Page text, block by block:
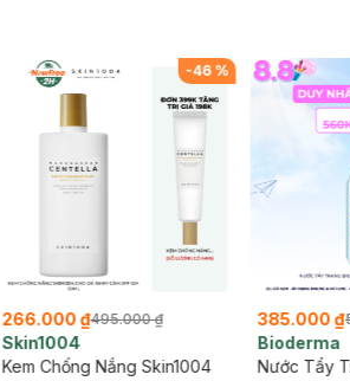
-46%
266.000 ₫495.000 ₫
Skin1004
Kem Chống Nắng Skin1004
385.000 ₫
Bioderma
Nước Tẩy